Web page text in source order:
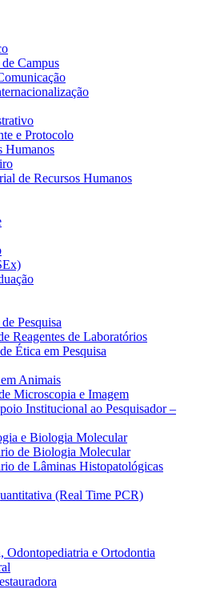
Campus
e Protocolo
Humanos
de Recursos Humanos
Pesquisa
Reagentes de Laboratórios
Ética em Pesquisa
Animais
Microscopia e Imagem
Institucional ao Pesquisador –
e Biologia Molecular
de Biologia Molecular
de Lâminas Histopatológicas
(Real Time PCR)
Odontopediatria e Ortodontia